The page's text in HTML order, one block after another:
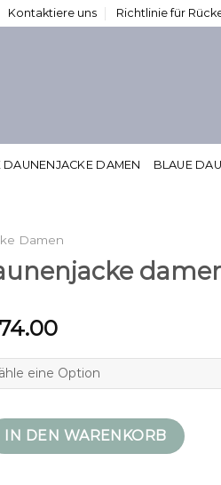
Kontaktiere uns Richtlinie für
DAUNENJACKE DAMEN BLAUE
Damen
74.00
damen Menge
IN DEN WARENKORB